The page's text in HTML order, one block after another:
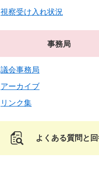
視察受け入れ状況
事務局
議会事務局
アーカイブ
リンク集
よくある質問と